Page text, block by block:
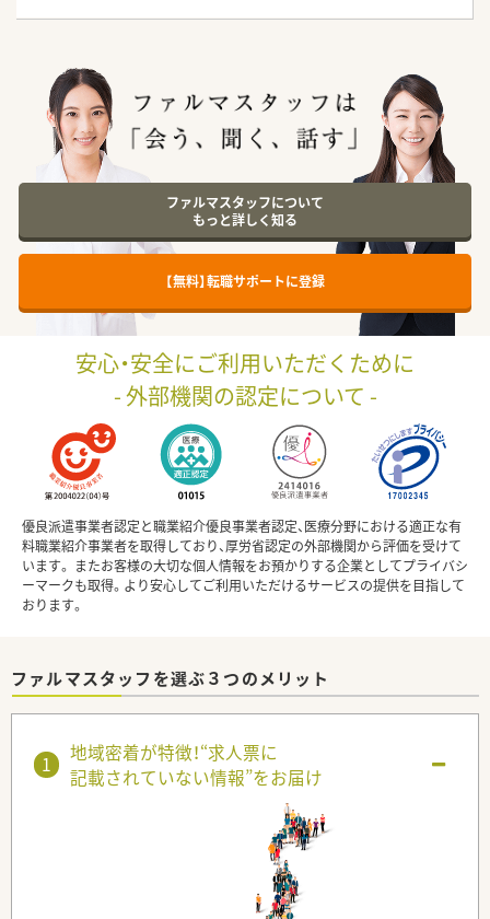
ファルマスタッフについて
もっと詳しく知る
【無料】転職サポートに登録
安心・安全にご利用いただくために
- 外部機関の認定について -
優良派遣事業者認定と職業紹介優良事業者認定、医療分野における適正な有
料職業紹介事業者を取得しており、厚労省認定の外部機関から評価を受けて
います。 またお客様の大切な個人情報をお預かりする企業としてプライバシ
ーマークも取得。より安心してご利用いただけるサービスの提供を目指して
おります。
ファルマスタッフを選ぶ３つのメリット
地域密着が特徴！“求人票に
記載されていない情報”をお届け